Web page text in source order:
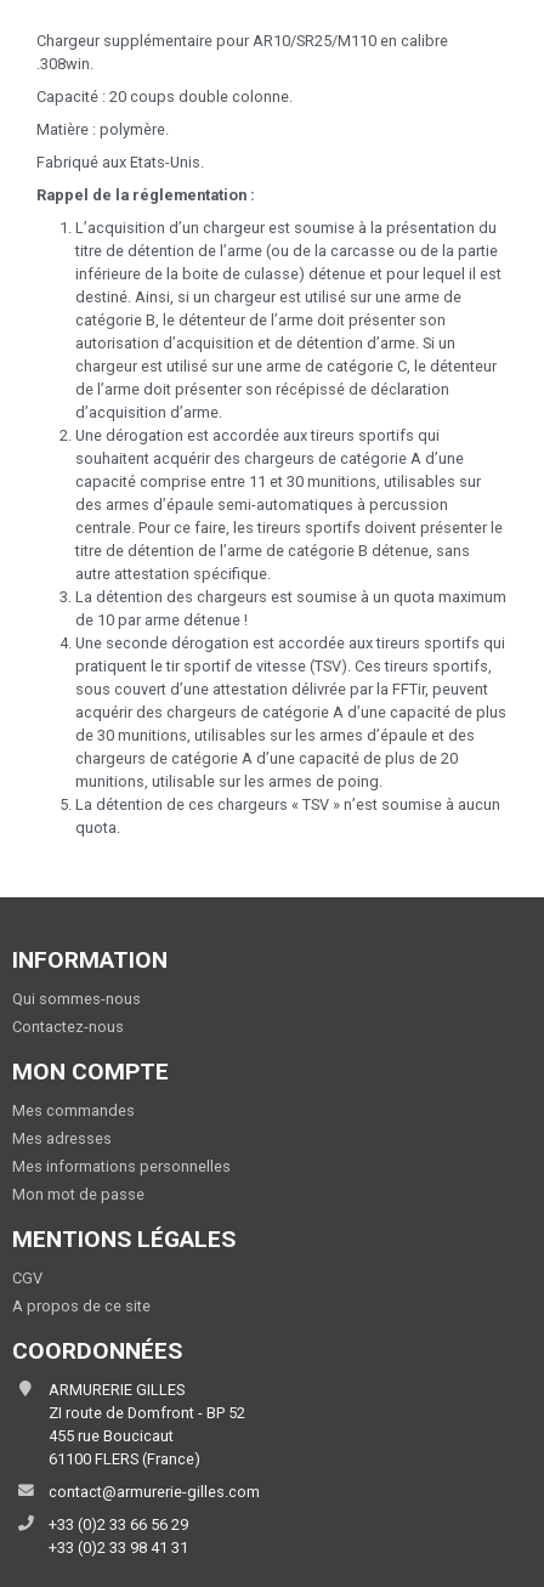
Chargeur supplémentaire pour AR10/SR25/M110 en calibre
.308win.
Capacité : 20 coups double colonne.
Matière : polymère.
Fabriqué aux Etats-Unis.
Rappel de la réglementation :
L’acquisition d’un chargeur est soumise à la présentation du
titre de détention de l’arme (ou de la carcasse ou de la partie
inférieure de la boite de culasse) détenue et pour lequel il est
destiné. Ainsi, si un chargeur est utilisé sur une arme de
catégorie B, le détenteur de l’arme doit présenter son
autorisation d’acquisition et de détention d’arme. Si un
chargeur est utilisé sur une arme de catégorie C, le détenteur
de l’arme doit présenter son récépissé de déclaration
d’acquisition d’arme.
Une dérogation est accordée aux tireurs sportifs qui
souhaitent acquérir des chargeurs de catégorie A d’une
capacité comprise entre 11 et 30 munitions, utilisables sur
des armes d’épaule semi-automatiques à percussion
centrale. Pour ce faire, les tireurs sportifs doivent présenter le
titre de détention de l’arme de catégorie B détenue, sans
autre attestation spécifique.
La détention des chargeurs est soumise à un quota maximum
de 10 par arme détenue !
Une seconde dérogation est accordée aux tireurs sportifs qui
pratiquent le tir sportif de vitesse (TSV). Ces tireurs sportifs,
sous couvert d’une attestation délivrée par la FFTir, peuvent
acquérir des chargeurs de catégorie A d’une capacité de plus
de 30 munitions, utilisables sur les armes d’épaule et des
chargeurs de catégorie A d’une capacité de plus de 20
munitions, utilisable sur les armes de poing.
La détention de ces chargeurs « TSV » n’est soumise à aucun
quota.
INFORMATION
Qui sommes-nous
Contactez-nous
MON COMPTE
Mes commandes
Mes adresses
Mes informations personnelles
Mon mot de passe
MENTIONS LÉGALES
CGV
A propos de ce site
COORDONNÉES
ARMURERIE GILLES
ZI route de Domfront - BP 52
455 rue Boucicaut
61100 FLERS (France)
contact@armurerie-gilles.com
+33 (0)2 33 66 56 29
+33 (0)2 33 98 41 31